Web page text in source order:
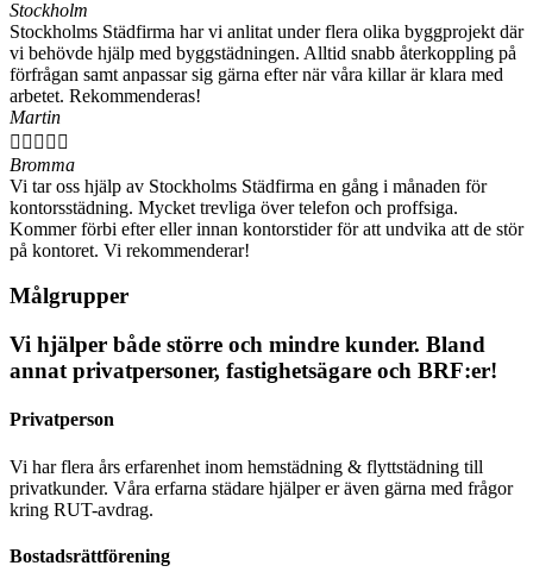
Stockholm
Stockholms Städfirma har vi anlitat under flera olika byggprojekt där
vi behövde hjälp med byggstädningen. Alltid snabb återkoppling på
förfrågan samt anpassar sig gärna efter när våra killar är klara med
arbetet. Rekommenderas!
Martin
    
Bromma
Vi tar oss hjälp av Stockholms Städfirma en gång i månaden för
kontorsstädning. Mycket trevliga över telefon och proffsiga.
Kommer förbi efter eller innan kontorstider för att undvika att de stör
på kontoret. Vi rekommenderar!
Målgrupper
Vi hjälper både större och mindre kunder. Bland
annat privatpersoner, fastighetsägare och BRF:er!
Privatperson
Vi har flera års erfarenhet inom hemstädning & flyttstädning till
privatkunder. Våra erfarna städare hjälper er även gärna med frågor
kring RUT-avdrag.
Bostadsrättförening